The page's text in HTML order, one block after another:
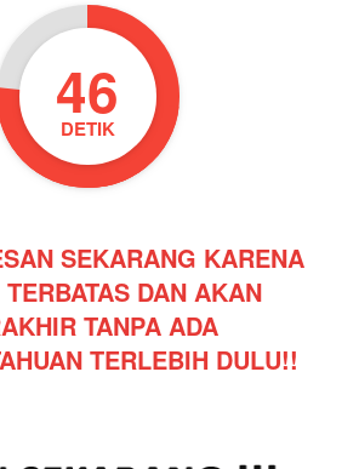
45
DETIK
SEKARANG KARENA
DAN AKAN
TANPA ADA
TERLEBIH DULU!!